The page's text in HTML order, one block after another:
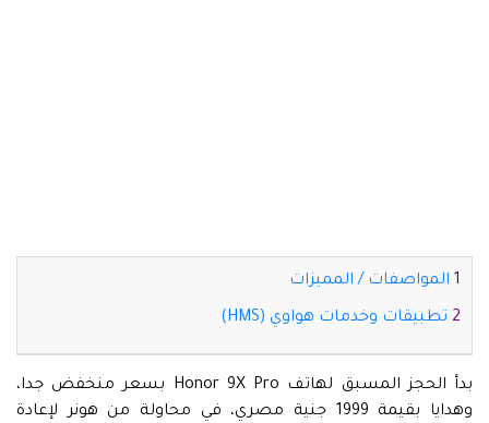
المواصفات / المميزات
تطبيقات وخدمات هواوي (HMS)
بدأ الحجز المسبق لهاتف Honor 9X Pro بسعر منخفض جدا،
وهدايا بقيمة 1999 جنية مصري، في محاولة من هونر لإعادة